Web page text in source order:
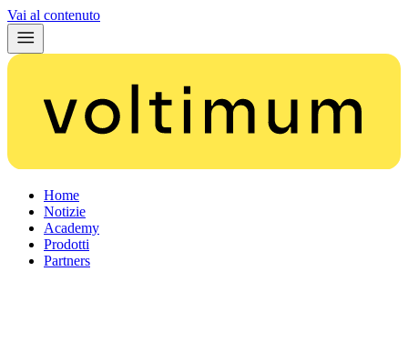
Vai al contenuto
Home
Notizie
Academy
Prodotti
Partners